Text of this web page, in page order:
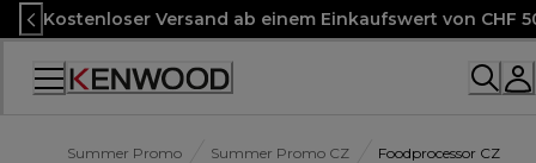
Skip
to
Content
Kostenloser Versand ab einem Einkaufswert von CHF
Accessibility
Summer Promo Summer Promo CZ Foodprocessor CZ